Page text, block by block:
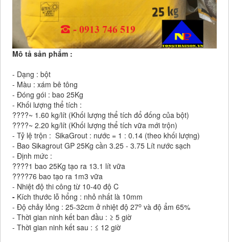
Mô tả sản phẩm :
- Dạng : bột
- Màu : xám bê tông
- Đóng gói : bao 25Kg
- Khối lượng thể tích :
????~ 1.60 kg/lít (Khối lượng thể tích đổ đống của bột)
????~ 2.20 kg/lít (Khối lượng thể tích vữa mới trộn)
- Tỷ lệ trộn :SikaGrout : nước = 1 : 0.14 (theo khối lượng)
- Bao Sikagrout GP 25Kg cần 3.25 - 3.75 Lít nước sạch
- Định mức :
????1 bao 25Kg tạo ra 13.1 lít vữa
????76 bao tạo ra 1m3 vữa
- Nhiệt độ thi công từ 10-40 độ C
- Kích thước lỗ hổng : nhỏ nhất là 10mm
- Độ chảy lỏng : 25-32cm ở nhiệt độ 27o và độ ẩm 65%
- Thời gian ninh kết ban đầu : ≥ 5 giờ
- Thời gian ninh kết sau : ≤ 12 giờ